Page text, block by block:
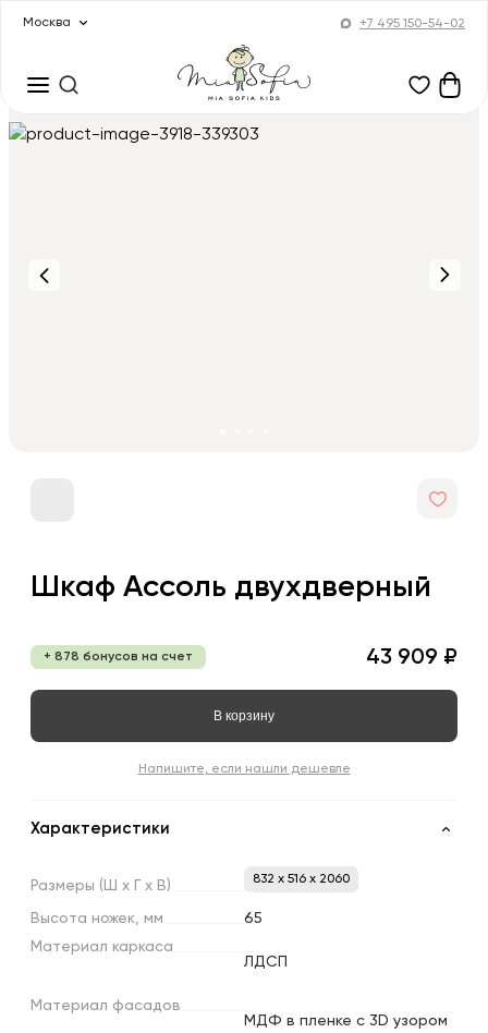
Москва +7 495 150-54-02
Шкаф Ассоль двухдверный
+ 878 бонусов на счет 43 909 ₽
В корзину
Напишите, если нашли дешевле
Характеристики
Размеры (Ш х х В) 832 x 516 x 2060
Высота ножек, мм
65
Материал каркаса
ЛДСП
Материал фасадов
МДФ в пленке с 3D узором